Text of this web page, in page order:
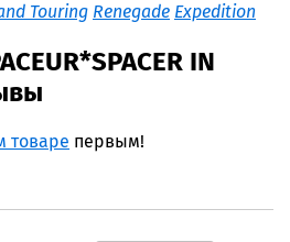
Touring Renegade Expedition
IN
товаре первым!